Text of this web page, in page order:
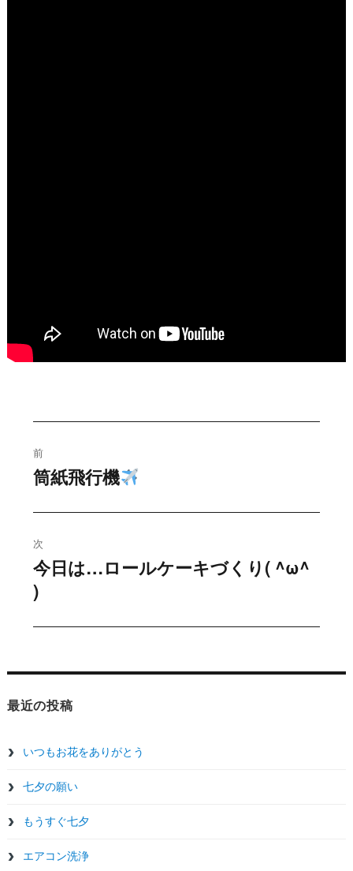
稿
ナ
ビ
ゲ
ー
ョ
ン
前
過
投
稿:
筒紙飛行機
次
次
の
今日は…ロールケーキづくり( ^ω^
)
最近の投稿
いつもお花をありがとう
七夕の願い
もうすぐ七夕
エアコン洗浄